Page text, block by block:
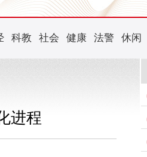
科教 社会 健康 法警 休闲
进程